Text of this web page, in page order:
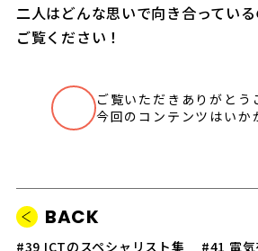
二人はどんな思いで向き合っている
ご覧ください！
ご覧いただきありがとう
今回のコンテンツはいか
いいね
BACK
#39 ICTのスペシャリスト集
#41 電